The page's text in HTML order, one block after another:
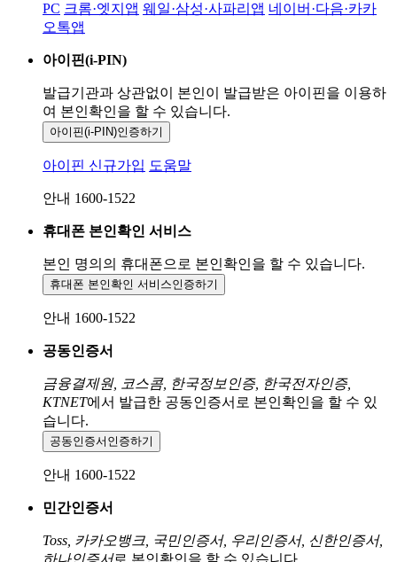
PC 크롬·엣지앱 웨일·삼성·사파리앱 네이버·다음·카카
오톡앱
아이핀(i-PIN)
발급기관과 상관없이 본인이 발급받은 아이핀을 이용하
여 본인확인을 할 수 있습니다.
아이핀(i-PIN)인증하기
아이핀 신규가입 도움말
안내 1600-1522
휴대폰 본인확인 서비스
본인 명의의 휴대폰으로 본인확인을 할 수 있습니다.
휴대폰 본인확인 서비스인증하기
안내 1600-1522
공동인증서
금융결제원, 코스콤, 한국정보인증, 한국전자인증,
KTNET에서 발급한 공동인증서로 본인확인을 할 수 있
습니다.
공동인증서 인증하기
안내 1600-1522
민간인증서
Toss, 카카오뱅크, 국민인증서, 우리인증서, 신한인증서,